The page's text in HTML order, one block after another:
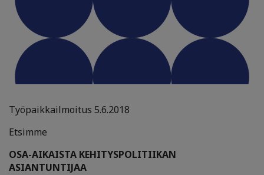
Työpaikkailmoitus 5.6.2018
Etsimme
OSA-AIKAISTA KEHITYSPOLITIIKAN
ASIANTUNTIJAA